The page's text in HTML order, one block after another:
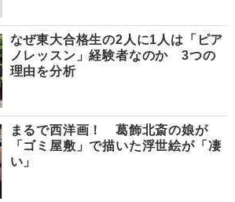
なぜ東大合格生の2人に1人は「ピア
ノレッスン」経験者なのか 3つの
理由を分析
まるで西洋画！ 葛飾北斎の娘が
「ゴミ屋敷」で描いた浮世絵が「凄
い」